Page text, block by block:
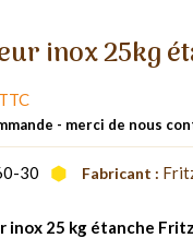
inox 25kg
TTC
- merci de nous
30 Fabricant :
inox 25 kg étanche Fritz